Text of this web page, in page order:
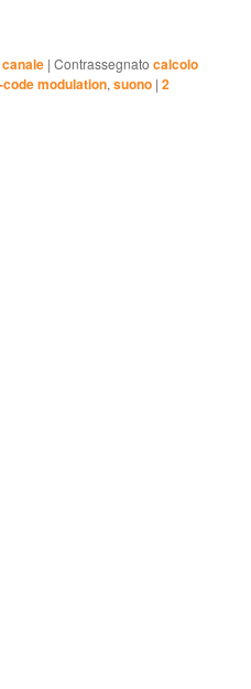
|Contrassegnato calcolo
code modulation,suono |2